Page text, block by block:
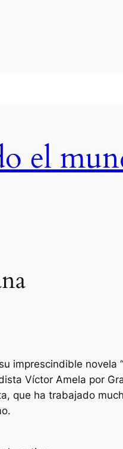
el
imprescindible novela
Víctor Amela por
que ha trabajado